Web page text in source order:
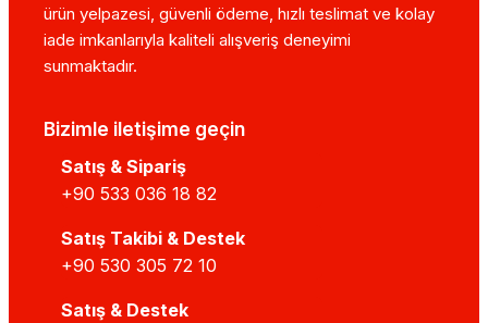
ürün yelpazesi, güvenli ödeme, hızlı teslimat ve kolay
iade imkanlarıyla kaliteli alışveriş deneyimi
sunmaktadır.
Bizimle iletişime geçin
Satış & Sipariş
+90 533 036 18 82
Satış Takibi & Destek
+90 530 305 72 10
Satış & Destek